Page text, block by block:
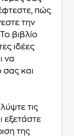
πώς
την
βιβλίο
ιδέες
να
σας και
τις
εξετάστε
της